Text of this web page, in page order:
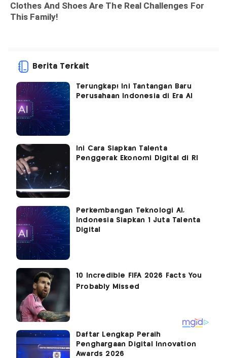
Berita Terkait
Terungkap! Ini Tantangan Baru
Perusahaan Indonesia di Era AI
Ini Cara Siapkan Talenta
Penggerak Ekonomi Digital di RI
Perkembangan Teknologi AI,
Indonesia Siapkan 1 Juta Talenta
Digital
Daftar Lengkap Peraih
Penghargaan Digital Innovation
Awards 2026